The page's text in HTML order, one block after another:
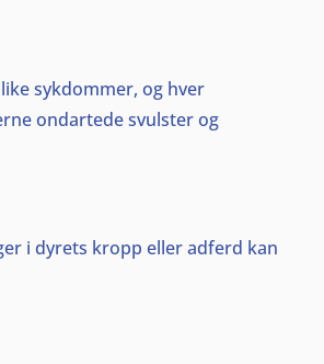
sykdommer, og hver
ondartede svulster og
i dyrets kropp eller adferd kan